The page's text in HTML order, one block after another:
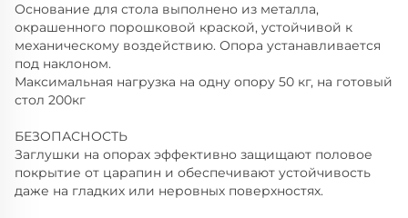
Основание для стола выполнено из металла,
окрашенного порошковой краской, устойчивой к
механическому воздействию. Опора устанавливается
под наклоном.
Максимальная нагрузка на одну опору 50 кг, на готовый
стол 200кг
БЕЗОПАСНОСТЬ
Заглушки на опорах эффективно защищают половое
покрытие от царапин и обеспечивают устойчивость
даже на гладких или неровных поверхностях.